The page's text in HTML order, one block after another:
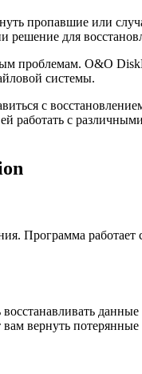
пропавшие или
решение для
проблемам. O&O
системы.
с
работать с
Программа
вам вернуть